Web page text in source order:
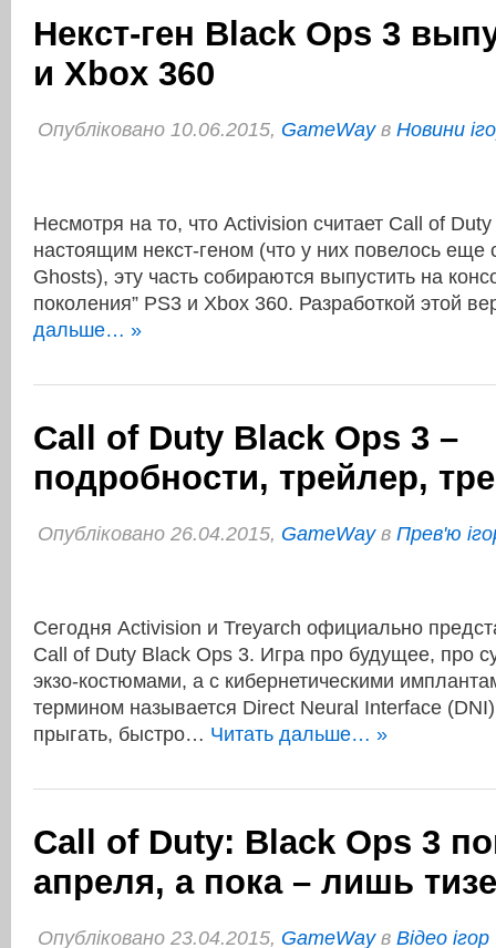
Некст-ген Black Ops 3
и Xbox 360
Опубліковано 10.06.2015, GameWayв Новини
Несмотря на то, что Activision считает Call of
настоящим некст-геном (что у них повелось еще
Ghosts), эту часть собираются выпустить на
поколения” PS3 и Xbox 360. Разработкой этой
дальше… »
Call of Duty Black Ops 3 –
подробности, трейлер,
Опубліковано 26.04.2015, GameWayв Прев'ю
Сегодня Activision и Treyarch официально
Call of Duty Black Ops 3. Игра про будущее, про
экзо-костюмами, а с кибернетическими
термином называется Direct Neural Interface
прыгать, быстро… Читать дальше… »
Call of Duty: Black Ops 3
апреля, а пока – лишь
Опубліковано 23.04.2015, GameWayв Відео ігор